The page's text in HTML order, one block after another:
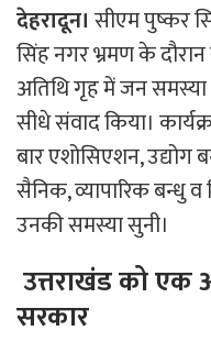
देहरादून। सीएम पुष्कर
सिंह नगर भ्रमण के
अतिथि गृह में जन
सीधे संवाद किया।
बार एशोसिएशन, उद्योग
सैनिक, व्यापारिक बन्धु
उनकी समस्या सुनी।
उत्तराखंड को एक
सरकार